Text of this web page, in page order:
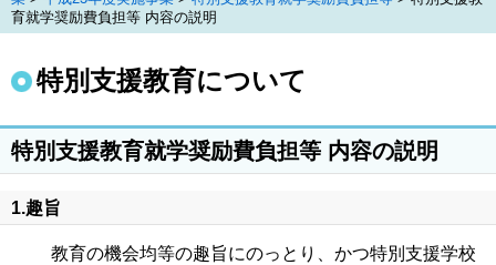
育就学奨励費負担等 内容の説明
特別支援教育について
特別支援教育就学奨励費負担等 内容の説明
1.趣旨
教育の機会均等の趣旨にのっとり、かつ特別支援学校